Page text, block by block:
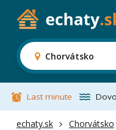
Chorvátsko
Last minute
echaty.sk Chorvátsko